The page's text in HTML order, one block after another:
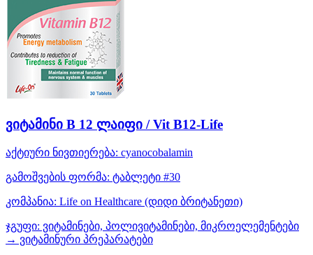
ვიტამინი B 12 ლაიფი / Vit B12-Life
აქტიური ნივთიერება: cyanocobalamin
გამოშვების ფორმა: ტაბლეტი #30
კომპანია: Life on Healthcare (დიდი ბრიტანეთი)
ჯგუფი: ვიტამინები, პოლივიტამინები, მიკროელემენტები
→ ვიტამინური პრეპარატები